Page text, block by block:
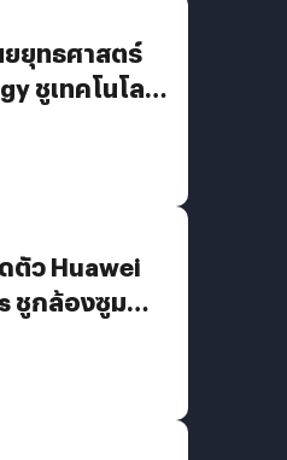
ยยุทธศาสตร์
ชูเทคโนโลยี
ตัว Huawei
ชูกล้องซูม